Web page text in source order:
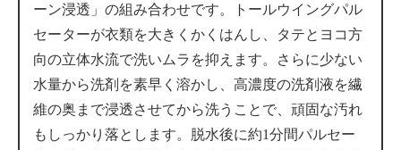
ーン浸透」の組み合わせです。トールウイングパル
セーターが衣類を大きくかくはんし、タテとヨコ方
向の立体水流で洗いムラを抑えます。さらに少ない
水量から洗剤を素早く溶かし、高濃度の洗剤液を繊
維の奥まで浸透させてから洗うことで、頑固な汚れ
もしっかり落とします。脱水後に約1分間パルセー